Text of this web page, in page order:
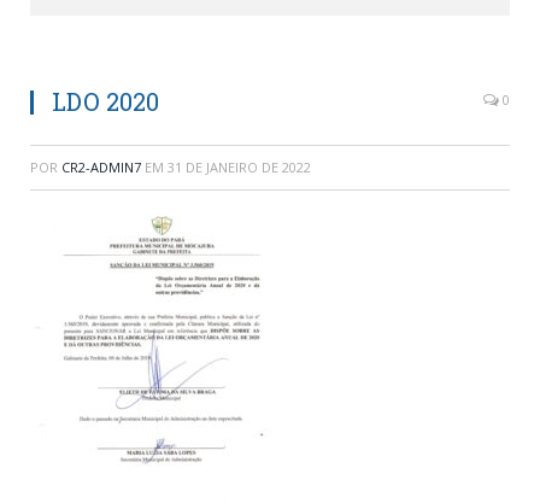
LDO 2020 0
POR CR2-ADMIN7 EM 31 DE JANEIRO DE 2022